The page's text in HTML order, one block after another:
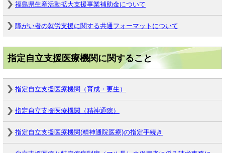
福島県生産活動拡大支援事業補助金について
障がい者の就労支援に関する共通フォーマットについて
指定自立支援医療機関に関すること
指定自立支援医療機関（育成・更生）
指定自立支援医療機関（精神通院）
指定自立支援医療機関(精神通院医療)の指定手続き